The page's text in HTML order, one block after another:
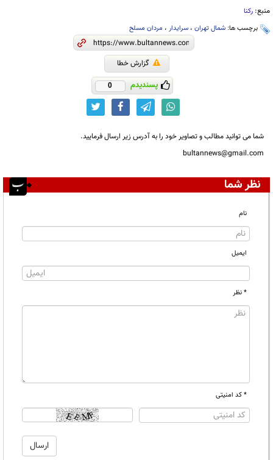
منبع: رکنا
برچسب ها: شمال تهران ، سرایدار ، مردان مسلح
گزارش خطا
پسندیدم 0
شما می توانید مطالب و تصاویر خود را به آدرس زیر ارسال فرمایید.
bultannews@gmail.com
نظر شما
نام
ایمیل
* نظر
* کد امنیتی